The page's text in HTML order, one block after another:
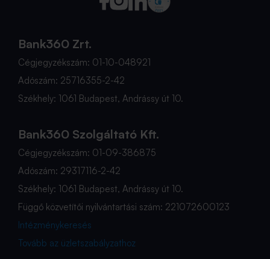
Bank360 Zrt.
Cégjegyzékszám: 01-10-048921
Adószám: 25716355-2-42
Székhely: 1061 Budapest, Andrássy út 10.
Bank360 Szolgáltató Kft.
Cégjegyzékszám: 01-09-386875
Adószám: 29317116-2-42
Székhely: 1061 Budapest, Andrássy út 10.
Függő közvetítői nyilvántartási szám: 221072600123
Intézménykeresés
Tovább az üzletszabályzathoz